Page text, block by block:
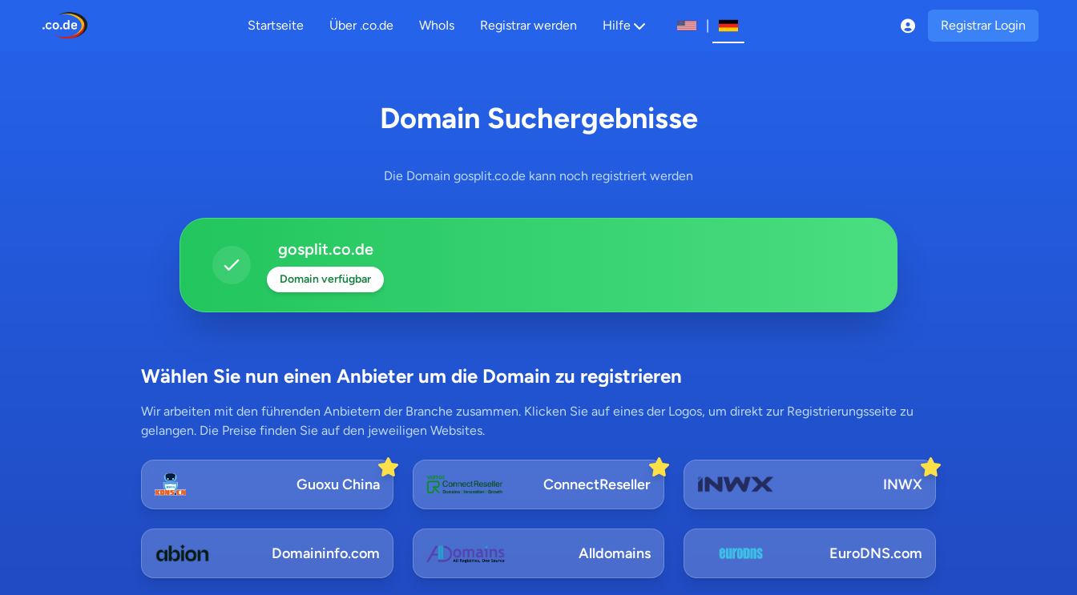
Startseite Über .co.de WhoIs Registrar werden Hilfe | Registrar Login
Domain Suchergebnisse
Die Domain gosplit.co.de kann noch registriert werden
gosplit.co.de
Domain verfügbar
Wählen Sie nun einen Anbieter um die Domain zu registrieren
Wir arbeiten mit den führenden Anbietern der Branche zusammen. Klicken Sie auf eines der Logos, um direkt zur Registrierungsseite zu
gelangen. Die Preise finden Sie auf den jeweiligen Websites.
Guoxu China ConnectReseller INWX
Domaininfo.com Alldomains EuroDNS.com